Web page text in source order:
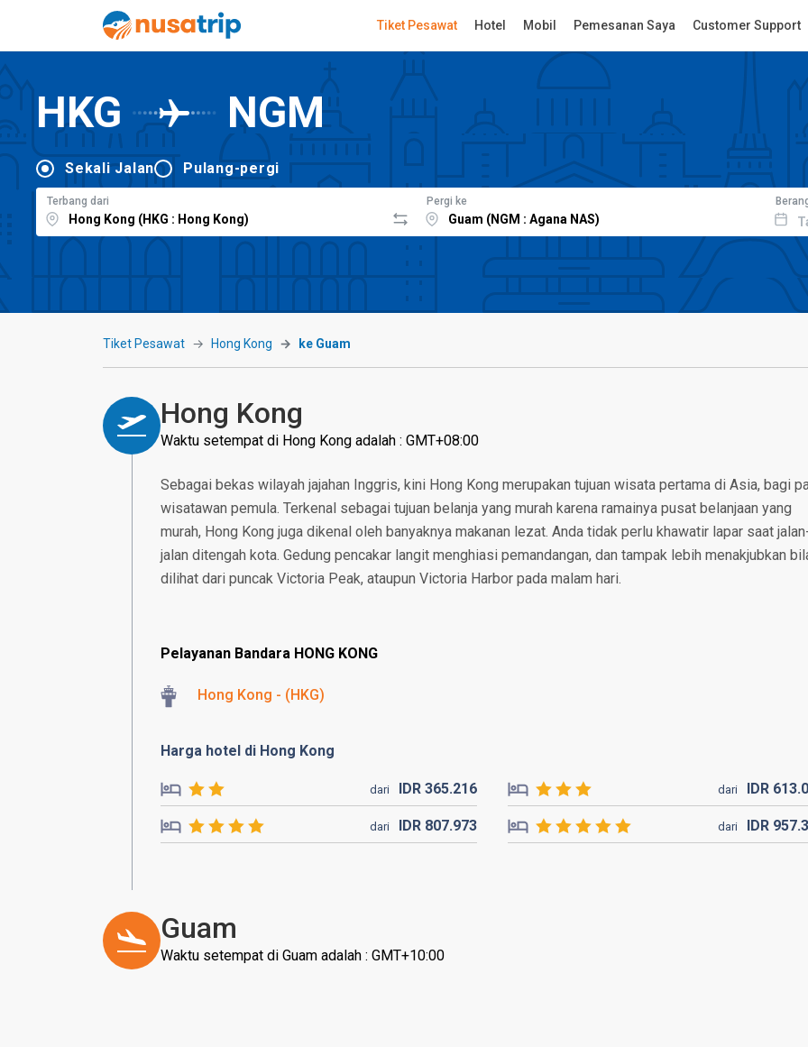
Tiket Pesawat Hotel Mobil Pemesanan Saya Customer Support
HKG NGM
Sekali Jalan Pulang-pergi
Terbang dari Pergi ke
Tiket Pesawat Hong Kong ke Guam
Hong Kong
Waktu setempat di Hong Kong adalah : GMT+08:00
Sebagai bekas wilayah jajahan Inggris, kini Hong Kong merupakan tujuan wisata pertama di Asia, bagi
wisatawan pemula. Terkenal sebagai tujuan belanja yang murah karena ramainya pusat belanjaan yang
murah, Hong Kong juga dikenal oleh banyaknya makanan lezat. Anda tidak perlu khawatir lapar saat
jalan ditengah kota. Gedung pencakar langit menghiasi pemandangan, dan tampak lebih menakjubkan
dilihat dari puncak Victoria Peak, ataupun Victoria Harbor pada malam hari.
Pelayanan Bandara HONG KONG
Hong Kong - (HKG)
Harga hotel di Hong Kong
dari IDR365.216 dari IDR 613.
dari IDR 807.973 dari IDR 957.
Guam
Waktu setempat di Guam adalah : GMT+10:00